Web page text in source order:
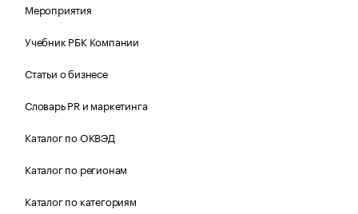
Мероприятия
Учебник РБК Компании
Статьи о бизнесе
Словарь PR и маркетинга
Каталог по ОКВЭД
Каталог по регионам
Каталог по категориям